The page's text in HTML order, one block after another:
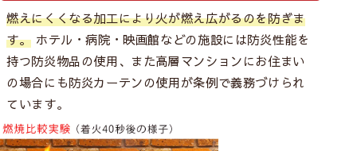
燃えにくくなる加工により火が燃え広がるのを防ぎま
す。 ホテル・病院・映画館などの施設には防炎性能を
持つ防炎物品の使用、また高層マンションにお住まい
の場合にも防炎カーテンの使用が条例で義務づけられ
ています。